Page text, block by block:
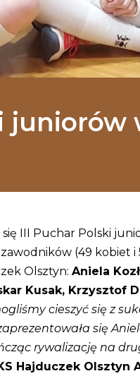
juniorów
III Puchar Polski
(49 kobiet
Olsztyn: Aniela
Kusak, Krzysztof
cieszyć się z
się
rywalizację na
Hajduczek Olsztyn